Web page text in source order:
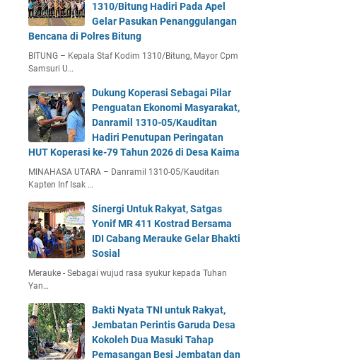
1310/Bitung Hadiri Pada Apel
Gelar Pasukan Penanggulangan
Bencana di Polres Bitung
BITUNG – Kepala Staf Kodim 1310/Bitung, Mayor Cpm
Samsuri U…
Dukung Koperasi Sebagai Pilar
Penguatan Ekonomi Masyarakat,
Danramil 1310-05/Kauditan
Hadiri Penutupan Peringatan
HUT Koperasi ke-79 Tahun 2026 di Desa Kaima
MINAHASA UTARA – Danramil 1310-05/Kauditan
Kapten Inf Isak …
Sinergi Untuk Rakyat, Satgas
Yonif MR 411 Kostrad Bersama
IDI Cabang Merauke Gelar Bhakti
Sosial
Merauke - Sebagai wujud rasa syukur kepada Tuhan
Yan…
Bakti Nyata TNI untuk Rakyat,
Jembatan Perintis Garuda Desa
Kokoleh Dua Masuki Tahap
Pemasangan Besi Jembatan dan